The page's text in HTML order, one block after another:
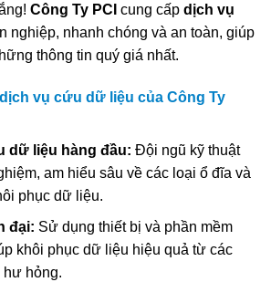
Công Ty PCI cung cấp dịch vụ
nghiệp, nhanh chóng và an toàn, giúp
thông tin quý giá nhất.
vụ cứu dữ liệu của Công Ty
dữ liệu hàng đầu: Đội ngũ kỹ thuật
am hiểu sâu về các loại ổ đĩa và
phục dữ liệu.
đại: Sử dụng thiết bị và phần mềm
khôi phục dữ liệu hiệu quả từ các
hỏng.